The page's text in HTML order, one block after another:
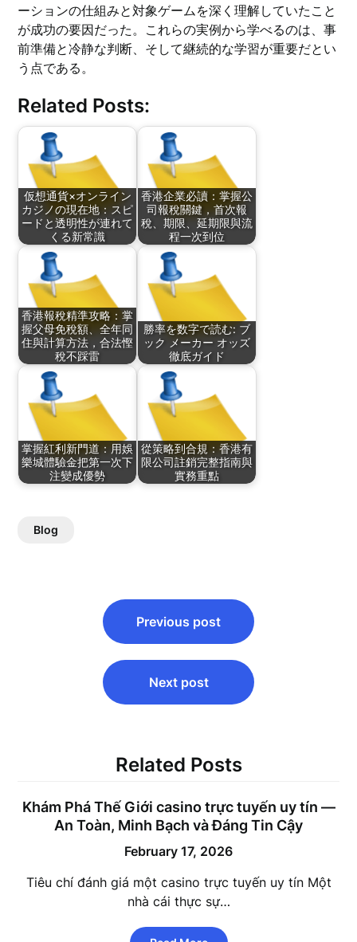
ーションの仕組みと対象ゲームを深く理解していたこと
が成功の要因だった。これらの実例から学べるのは、事
前準備と冷静な判断、そして継続的な学習が重要だとい
う点である。
Related Posts:
仮想通貨×オンライン
カジノの現在地：スピ
ードと透明性が連れて
くる新常識
香港企業必讀：掌握公
司報稅關鍵，首次報
稅、期限、延期限與流
程一次到位
香港報稅精準攻略：掌
握父母免稅額、全年同
住與計算方法，合法慳
稅不踩雷
勝率を数字で読む: ブ
ック メーカー オッズ
徹底ガイド
掌握紅利新門道：用娛
樂城體驗金把第一次下
注變成優勢
從策略到合規：香港有
限公司註銷完整指南與
實務重點
Blog
navigation
Previous post
Next post
Related Posts
Khám Phá Thế Giới casino trực tuyến uy tín —
An Toàn, Minh Bạch và Đáng Tin Cậy
February 17, 2026
Tiêu chí đánh giá một casino trực tuyến uy tín Một
nhà cái thực sự…